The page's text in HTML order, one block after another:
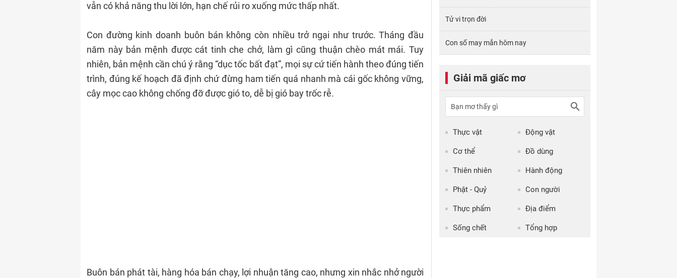
vẫn có khả năng thu lời lớn, hạn chế rủi ro xuống mức thấp nhất.
Con đường kinh doanh buôn bán không còn nhiều trở ngại như trước. Tháng đầu
năm này bản mệnh được cát tinh che chở, làm gì cũng thuận chèo mát mái. Tuy
nhiên, bản mệnh cần chú ý rằng “dục tốc bất đạt”, mọi sự cứ tiến hành theo đúng tiến
trình, đúng kế hoạch đã định chứ đừng ham tiến quá nhanh mà cái gốc không vững,
cây mọc cao không chống đỡ được gió to, dễ bị gió bay trốc rễ.
Buôn bán phát tài, hàng hóa bán chạy, lợi nhuận tăng cao, nhưng xin nhắc nhở người
Tử vi trọn đời
Con số may mắn hôm nay
Giải mã giấc mơ
Thực vật Động vật
Cơ thể Đồ dùng
Thiên nhiên Hành động
Phật - Quỷ Con người
Thực phẩm Địa điểm
Sống chết Tổng hợp